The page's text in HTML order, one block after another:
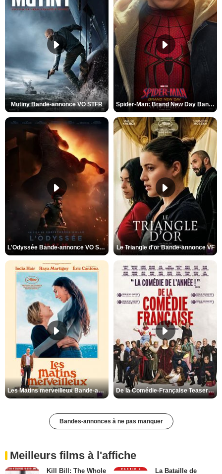
Mutiny Bande-annonce VO STFR Spider-Man: Brand New Day Bande-annonce VO STFR
L'Odyssée Bande-annonce VO STFR Le Triangle d'or Bande-annonce VF
Les Matins merveilleux Bande-annonce VF De la Comédie-Française Teaser VF
Bandes-annonces à ne pas manquer
Meilleurs films à l'affiche
Kill Bill: The Whole
La Bataille de